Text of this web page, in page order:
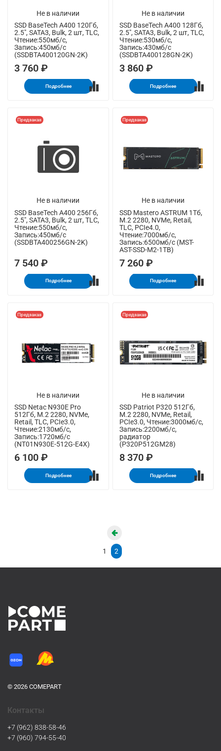
Не в наличии
SSD BaseTech A400 120Гб,
2.5", SATA3, Bulk, 2 шт, TLC,
Чтение:550мб/с,
Запись:450мб/с
(SSDBTA400120GN-2K)
3 760 ₽
Подробнее
Не в наличии
SSD BaseTech A400 128Гб,
2.5", SATA3, Bulk, 2 шт, TLC,
Чтение:530мб/с,
Запись:430мб/с
(SSDBTA400128GN-2K)
3 860 ₽
Подробнее
Не в наличии
Предзаказ
SSD BaseTech A400 256Гб,
2.5", SATA3, Bulk, 2 шт, TLC,
Чтение:550мб/с,
Запись:450мб/с
(SSDBTA400256GN-2K)
7 540 ₽
Подробнее
Не в наличии
Предзаказ
SSD Mastero ASTRUM 1Тб,
M.2 2280, NVMe, Retail,
TLC, PCIe4.0,
Чтение:7000мб/с,
Запись:6500мб/с (MST-
AST-SSD-M2-1TB)
7 260 ₽
Подробнее
Не в наличии
Предзаказ
SSD Netac N930E Pro
512Гб, M.2 2280, NVMe,
Retail, TLC, PCIe3.0,
Чтение:2130мб/с,
Запись:1720мб/с
(NT01N930E-512G-E4X)
6 100 ₽
Подробнее
Не в наличии
Предзаказ
SSD Patriot P320 512Гб,
M.2 2280, NVMe, Retail,
PCIe3.0, Чтение:3000мб/с,
Запись:2200мб/с,
радиатор
(P320P512GM28)
8 370 ₽
Подробнее
1 2
© 2026 COMEPART
Контакты
+7 (962) 838-58-46
+7 (960) 794-55-40